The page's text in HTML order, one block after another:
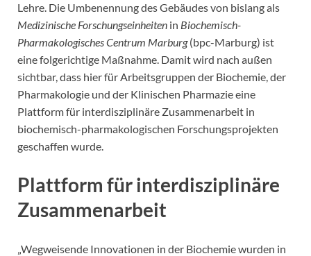
Lehre. Die Umbenennung des Gebäudes von bislang als
Medizinische Forschungseinheiten in Biochemisch-
Pharmakologisches Centrum Marburg(bpc-Marburg) ist
eine folgerichtige Maßnahme. Damit wird nach außen
sichtbar, dass hier für Arbeitsgruppen der Biochemie, der
Pharmakologie und der Klinischen Pharmazie eine
Plattform für interdisziplinäre Zusammenarbeit in
biochemisch-pharmakologischen Forschungsprojekten
geschaffen wurde.
Plattform für interdisziplinäre
Zusammenarbeit
„Wegweisende Innovationen in der Biochemie wurden in